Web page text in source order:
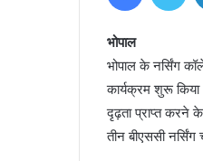
भोपाल
भोपाल के नर्सिंग
कार्यक्रम शुरू
दृढ़ता प्राप्त करने
तीन बीएससी